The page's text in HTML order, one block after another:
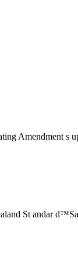
Amendment s
St andar